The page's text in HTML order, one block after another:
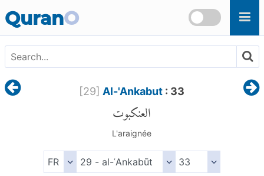
QuranO
[29] Al-'Ankabut : 33
العنكبوت
L'araignée